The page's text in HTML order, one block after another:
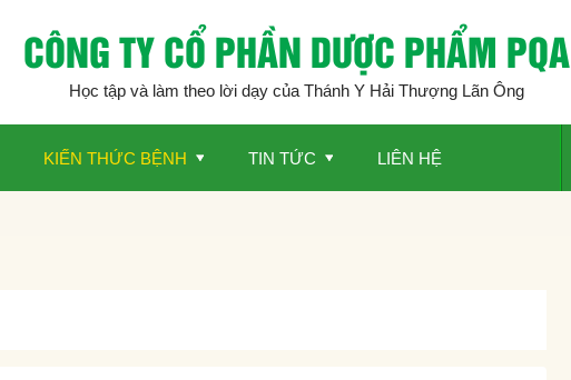
CÔNG TY CỔ PHẦN DƯỢC PHẨM PQA
Học tập và làm theo lời dạy của Thánh Y Hải Thượng Lãn Ông
KIẾN THỨC BỆNH TIN TỨC LIÊN HỆ